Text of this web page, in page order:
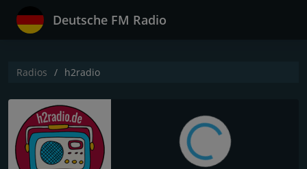
Deutsche FM Radio
Radios h2radio